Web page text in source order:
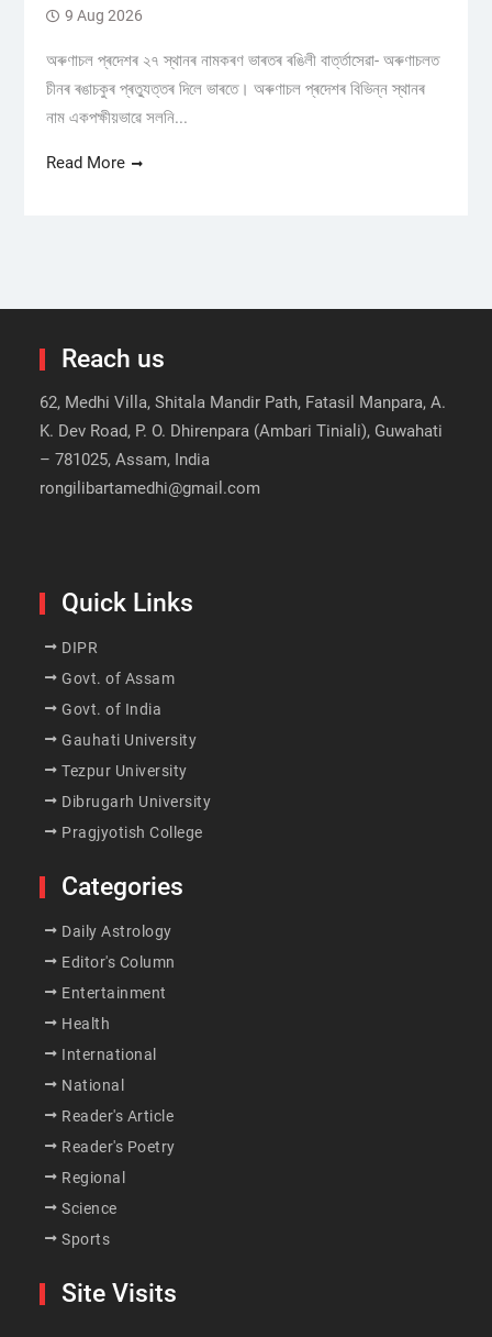
9 Aug 2026
অৰুণাচল প্ৰদেশৰ ২৭ স্থানৰ নামকৰণ ভাৰতৰ ৰঙিলী বাৰ্ত্তাসেৱা- অৰুণাচলত
চীনৰ ৰঙাচকুৰ প্ৰত্যুত্তৰ দিলে ভাৰতে। অৰুণাচল প্ৰদেশৰ বিভিন্ন স্থানৰ
নাম একপক্ষীয়ভাৱে সলনি...
Read More
Reach us
62, Medhi Villa, Shitala Mandir Path, Fatasil Manpara, A.
K. Dev Road, P. O. Dhirenpara (Ambari Tiniali), Guwahati
– 781025, Assam, India
rongilibartamedhi@gmail.com
Quick Links
DIPR
Govt. of Assam
Govt. of India
Gauhati University
Tezpur University
Dibrugarh University
Pragjyotish College
Categories
Daily Astrology
Editor's Column
Entertainment
Health
International
National
Reader's Article
Reader's Poetry
Regional
Science
Sports
Site Visits